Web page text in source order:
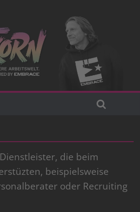
die beim
beispielsweise
oder Recruiting